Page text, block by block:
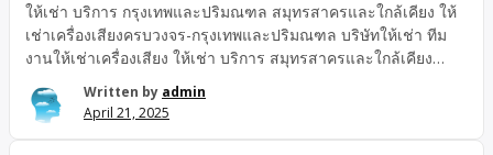
ให้เช่า บริการ กรุงเทพและปริมณฑล สมุทรสาครและใกล้เคียง ให้
เช่าเครื่องเสียงครบวงจร-กรุงเทพและปริมณฑล บริษัทให้เช่า ทีม
งานให้เช่าเครื่องเสียง ให้เช่า บริการ สมุทรสาครและใกล้เคียง
กรุงเทพและปริมณฑล ทีมงานให้เช่าเครื่องเสียง บริษัทให้เช่า ให้
เช่าเครื่องเสียงครบวงจร-กรุงเทพและปริมณฑล กรุงเทพและ
ปริมณฑล ให้เช่าเครื่องเสียงครบวงจร-กรุงเทพและปริมณฑล
Written by admin
April 21, 2025